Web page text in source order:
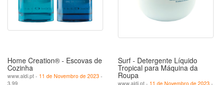
Home Creation® - Escovas de
Cozinha
www.aldi.pt - 11 de Novembro de 2023 -
3.99
Surf - Detergente Líquido
Tropical para Máquina da
Roupa
www.aldi.pt - 11 de Novembro de 2023 -